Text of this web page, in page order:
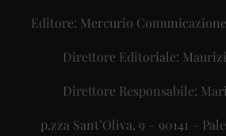
Editore: Mercurio Comunicazione
Direttore Editoriale:
Direttore Responsabile:
p.zza Sant’Oliva, 9 – 90141 –